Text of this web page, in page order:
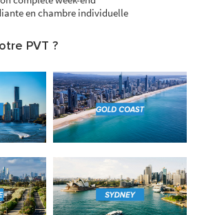
en chambre individuelle
PVT ?